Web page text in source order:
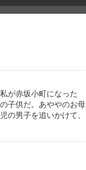
が赤坂小町になった
子供だ。あややのお母
の男子を追いかけて、